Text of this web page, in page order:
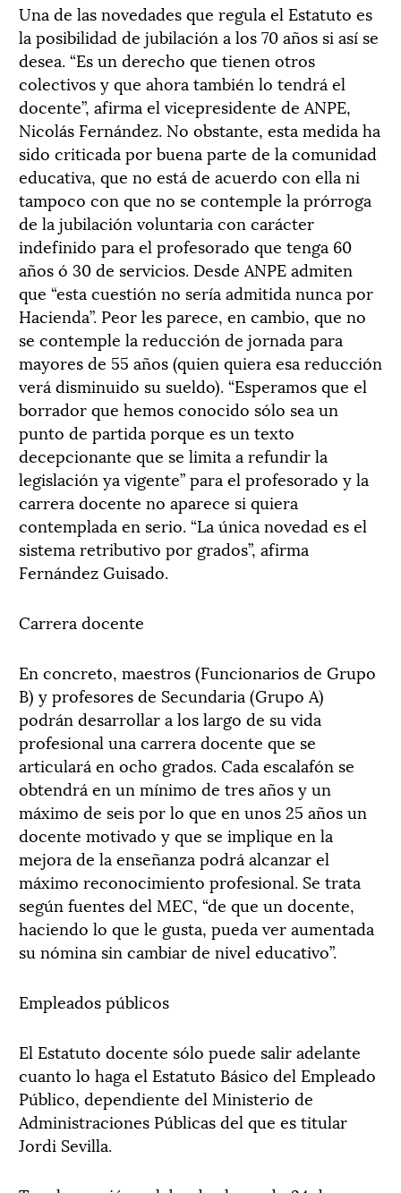
Una de las novedades que regula el Estatuto es
la posibilidad de jubilación a los 70 años si así se
desea. “Es un derecho que tienen otros
colectivos y que ahora también lo tendrá el
docente”, afirma el vicepresidente de ANPE,
Nicolás Fernández. No obstante, esta medida ha
sido criticada por buena parte de la comunidad
educativa, que no está de acuerdo con ella ni
tampoco con que no se contemple la prórroga
de la jubilación voluntaria con carácter
indefinido para el profesorado que tenga 60
años ó 30 de servicios. Desde ANPE admiten
que “esta cuestión no sería admitida nunca por
Hacienda”. Peor les parece, en cambio, que no
se contemple la reducción de jornada para
mayores de 55 años (quien quiera esa reducción
verá disminuido su sueldo). “Esperamos que el
borrador que hemos conocido sólo sea un
punto de partida porque es un texto
decepcionante que se limita a refundir la
legislación ya vigente” para el profesorado y la
carrera docente no aparece si quiera
contemplada en serio. “La única novedad es el
sistema retributivo por grados”, afirma
Fernández Guisado.
Carrera docente
En concreto, maestros (Funcionarios de Grupo
B) y profesores de Secundaria (Grupo A)
podrán desarrollar a los largo de su vida
profesional una carrera docente que se
articulará en ocho grados. Cada escalafón se
obtendrá en un mínimo de tres años y un
máximo de seis por lo que en unos 25 años un
docente motivado y que se implique en la
mejora de la enseñanza podrá alcanzar el
máximo reconocimiento profesional. Se trata
según fuentes del MEC, “de que un docente,
haciendo lo que le gusta, pueda ver aumentada
su nómina sin cambiar de nivel educativo”.
Empleados públicos
El Estatuto docente sólo puede salir adelante
cuanto lo haga el Estatuto Básico del Empleado
Público, dependiente del Ministerio de
Administraciones Públicas del que es titular
Jordi Sevilla.